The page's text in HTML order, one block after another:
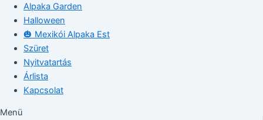
Alpaka Garden
Halloween
🎃 Mexikói Alpaka Est
Szüret
Nyitvatartás
Árlista
Kapcsolat
Menü